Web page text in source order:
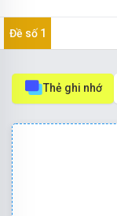
Đề số 1
Thẻ ghi nhớ